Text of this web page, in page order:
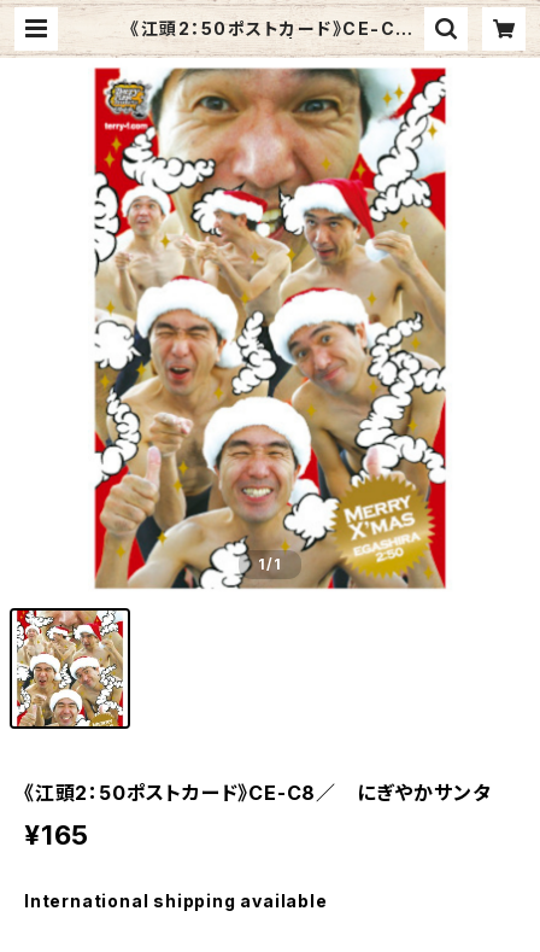
《江頭2：50ポストカード》CE-C8
／ にぎやかサンタ | Graphic Art
s Store
1/1
《江頭2：50ポストカード》CE-C8／ にぎやかサンタ
¥165
International shipping available